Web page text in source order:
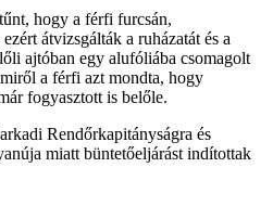
hogy a férfi furcsán,
átvizsgálták a ruházatát és a
ajtóban egy alufóliába csomagolt
a férfi azt mondta, hogy
fogyasztott is belőle.
Rendőrkapitányságra és
miatt büntetőeljárást indítottak